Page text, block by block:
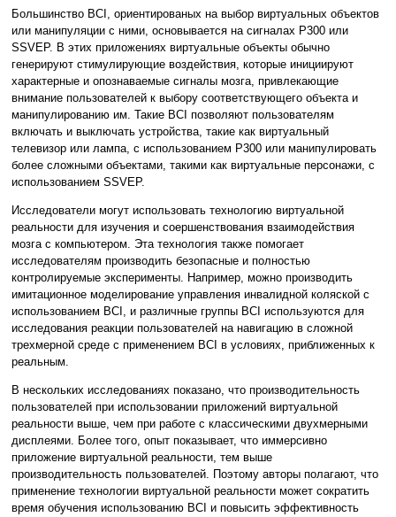
Большинство BCI, ориентированых на выбор виртуальных объектов
или манипуляции с ними, основывается на сигналах P300 или
SSVEP. В этих приложениях виртуальные объекты обычно
генерируют стимулирующие воздействия, которые инициируют
характерные и опознаваемые сигналы мозга, привлекающие
внимание пользователей к выбору соответствующего объекта и
манипулированию им. Такие BCI позволяют пользователям
включать и выключать устройства, такие как виртуальный
телевизор или лампа, с использованием P300 или манипулировать
более сложными объектами, такими как виртуальные персонажи, с
использованием SSVEP.
Исследователи могут использовать технологию виртуальной
реальности для изучения и соершенствования взаимодействия
мозга с компьютером. Эта технология также помогает
исследователям производить безопасные и полностью
контролируемые эксперименты. Например, можно производить
имитационное моделирование управления инвалидной коляской с
использованием BCI, и различные группы BCI используются для
исследования реакции пользователей на навигацию в сложной
трехмерной среде с применением BCI в условиях, приближенных к
реальным.
В нескольких исследованиях показано, что производительность
пользователей при использовании приложений виртуальной
реальности выше, чем при работе с классическими двухмерными
дисплеями. Более того, опыт показывает, что иммерсивно
приложение виртуальной реальности, тем выше
производительность пользователей. Поэтому авторы полагают, что
применение технологии виртуальной реальности может сократить
время обучения использованию BCI и повысить эффективность